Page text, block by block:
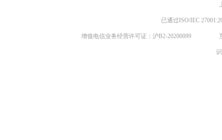
已通过ISO/IEC
增值电信业务经营许可证：沪B2-20200099